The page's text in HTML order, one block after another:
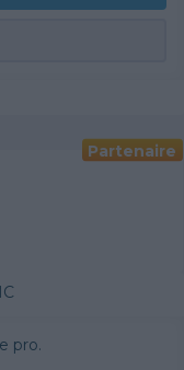
Partenaire
pro.